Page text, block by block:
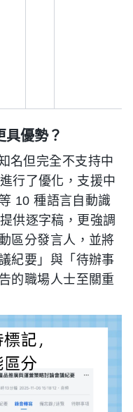
優勢？
名但完全不支持中
行了優化，支援中
10 種語言自動識
供逐字稿，更強調
區分發言人，並將
紀要」與「待辦事
的職場人士至關重